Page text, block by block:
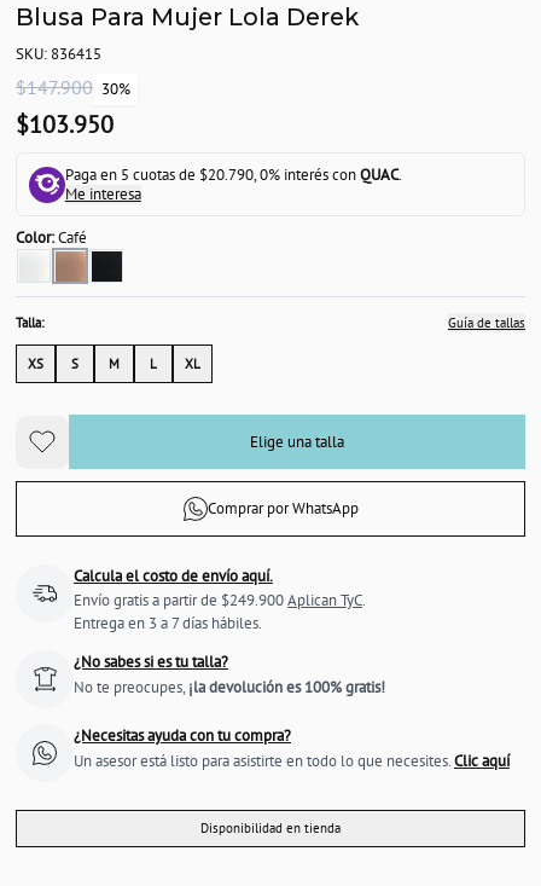
Blusa Para Mujer Lola Derek
SKU: 836415
$147.900 30%
$103.950
Paga en 5 cuotas de $20.790, 0% interés conQUAC.
Me interesa
Color:Café
Talla: Guía de tallas
XS S M L XL
Elige una talla
Comprar por WhatsApp
Calcula el costo de envío aquí.
Envío gratis a partir de $249.900Aplican TyC.
Entrega en 3 a 7 días hábiles.
¿No sabes si es tu talla?
No te preocupes, ¡la devolución es 100% gratis!
¿Necesitas ayuda con tu compra?
Un asesor está listo para asistirte en todo lo que necesites.Clic aquí
Disponibilidad en tienda